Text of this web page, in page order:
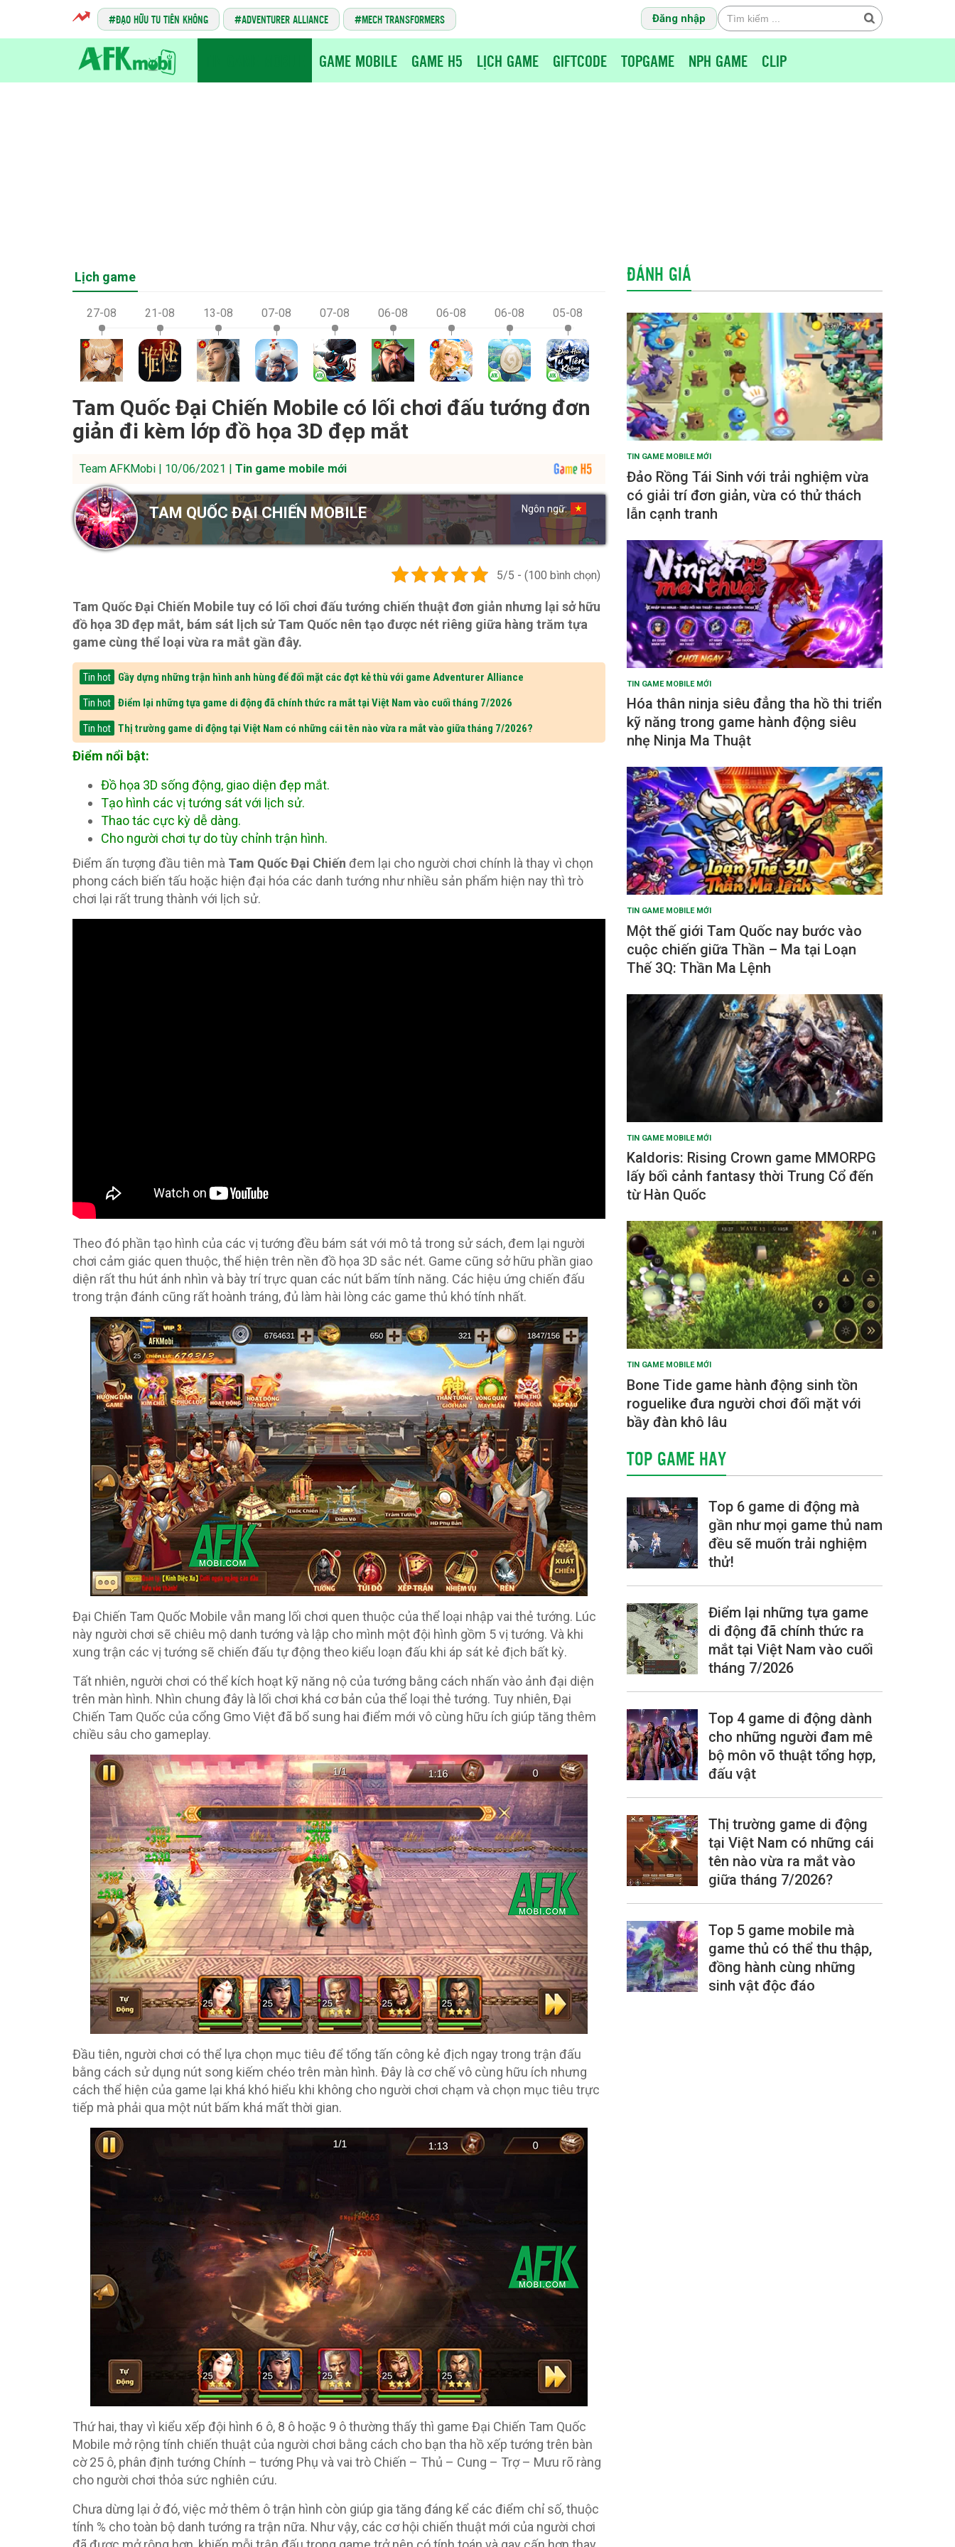
ĐẠO HỮU TU TIÊN KHÔNG ADVENTURER ALLIANCE MECH TRANSFORMERS Đăng nhập
GAME MOBILE GAME H5 LỊCH GAME GIFTCODE TOPGAME NPH GAME CLIP
Lịch game
27-08 21-08 13-08 07-08 07-08 06-08 06-08 06-08 05-08
Tam Quốc Đại Chiến Mobile có lối chơi đấu tướng đơn
giản đi kèm lớp đồ họa 3D đẹp mắt
Team AFKMobi | 10/06/2021 | Tin game mobile mới
TAM QUỐC ĐẠI CHIẾN MOBILE Ngôn ngữ:
5/5 - (100 bình chọn)
Tam Quốc Đại Chiến Mobile tuy có lối chơi đấu tướng chiến thuật đơn giản nhưng lại sở hữu
đồ họa 3D đẹp mắt, bám sát lịch sử Tam Quốc nên tạo được nét riêng giữa hàng trăm tựa
game cùng thể loại vừa ra mắt gần đây.
Tin hot Gầy dựng những trận hình anh hùng để đối mặt các đợt kẻ thù với game Adventurer Alliance
Tin hot Điểm lại những tựa game di động đã chính thức ra mắt tại Việt Nam vào cuối tháng 7/2026
Tin hot Thị trường game di động tại Việt Nam có những cái tên nào vừa ra mắt vào giữa tháng 7/2026?
Điểm nổi bật:
Đồ họa 3D sống động, giao diện đẹp mắt.
Tạo hình các vị tướng sát với lịch sử.
Thao tác cực kỳ dễ dàng.
Cho người chơi tự do tùy chỉnh trận hình.
Điểm ấn tượng đầu tiên mà Tam Quốc Đại Chiến đem lại cho người chơi chính là thay vì chọn
phong cách biến tấu hoặc hiện đại hóa các danh tướng như nhiều sản phẩm hiện nay thì trò
chơi lại rất trung thành với lịch sử.
Theo đó phần tạo hình của các vị tướng đều bám sát với mô tả trong sử sách, đem lại người
chơi cảm giác quen thuộc, thể hiện trên nền đồ họa 3D sắc nét. Game cũng sở hữu phần giao
diện rất thu hút ánh nhìn và bày trí trực quan các nút bấm tính năng. Các hiệu ứng chiến đấu
trong trận đánh cũng rất hoành tráng, đủ làm hài lòng các game thủ khó tính nhất.
Đại Chiến Tam Quốc Mobile vẫn mang lối chơi quen thuộc của thể loại nhập vai thẻ tướng. Lúc
này người chơi sẽ chiêu mộ danh tướng và lập cho mình một đội hình gồm 5 vị tướng. Và khi
xung trận các vị tướng sẽ chiến đấu tự động theo kiểu loạn đấu khi áp sát kẻ địch bất kỳ.
Tất nhiên, người chơi có thể kích hoạt kỹ năng nộ của tướng bằng cách nhấn vào ảnh đại diện
trên màn hình. Nhìn chung đây là lối chơi khá cơ bản của thể loại thẻ tướng. Tuy nhiên, Đại
Chiến Tam Quốc của cổng Gmo Việt đã bổ sung hai điểm mới vô cùng hữu ích giúp tăng thêm
chiều sâu cho gameplay.
Đầu tiên, người chơi có thể lựa chọn mục tiêu để tổng tấn công kẻ địch ngay trong trận đấu
bằng cách sử dụng nút song kiếm chéo trên màn hình. Đây là cơ chế vô cùng hữu ích nhưng
cách thể hiện của game lại khá khó hiểu khi không cho người chơi chạm và chọn mục tiêu trực
tiếp mà phải qua một nút bấm khá mất thời gian.
Thứ hai, thay vì kiểu xếp đội hình 6 ô, 8 ô hoặc 9 ô thường thấy thì game Đại Chiến Tam Quốc
Mobile mở rộng tính chiến thuật của người chơi bằng cách cho bạn tha hồ xếp tướng trên bàn
cờ 25 ô, phân định tướng Chính – tướng Phụ và vai trò Chiến – Thủ – Cung – Trợ – Mưu rõ ràng
cho người chơi thỏa sức nghiên cứu.
Chưa dừng lại ở đó, việc mở thêm ô trận hình còn giúp gia tăng đáng kể các điểm chỉ số, thuộc
tính % cho toàn bộ danh tướng ra trận nữa. Như vậy, các cơ hội chiến thuật mới của người chơi
ĐÁNH GIÁ
TIN GAME MOBILE MỚI
Đảo Rồng Tái Sinh với trải nghiệm vừa
có giải trí đơn giản, vừa có thử thách
lẫn cạnh tranh
TIN GAME MOBILE MỚI
Hóa thân ninja siêu đẳng tha hồ thi triển
kỹ năng trong game hành động siêu
nhẹ Ninja Ma Thuật
TIN GAME MOBILE MỚI
Một thế giới Tam Quốc nay bước vào
cuộc chiến giữa Thần – Ma tại Loạn
Thế 3Q: Thần Ma Lệnh
TIN GAME MOBILE MỚI
Kaldoris: Rising Crown game MMORPG
lấy bối cảnh fantasy thời Trung Cổ đến
từ Hàn Quốc
TIN GAME MOBILE MỚI
Bone Tide game hành động sinh tồn
roguelike đưa người chơi đối mặt với
bầy đàn khô lâu
TOP GAME HAY
Top 6 game di động mà
gần như mọi game thủ nam
đều sẽ muốn trải nghiệm
thử!
Điểm lại những tựa game
di động đã chính thức ra
mắt tại Việt Nam vào cuối
tháng 7/2026
Top 4 game di động dành
cho những người đam mê
bộ môn võ thuật tổng hợp,
đấu vật
Thị trường game di động
tại Việt Nam có những cái
tên nào vừa ra mắt vào
giữa tháng 7/2026?
Top 5 game mobile mà
game thủ có thể thu thập,
đồng hành cùng những
sinh vật độc đáo